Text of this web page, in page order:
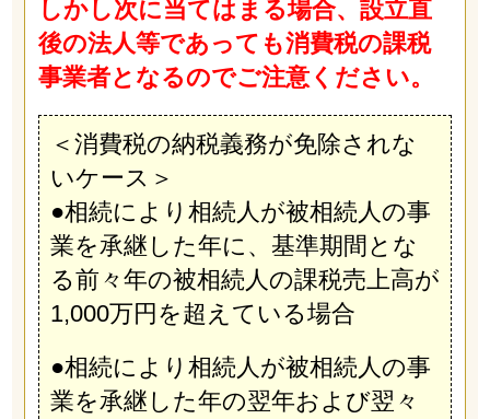
しかし次に当てはまる場合、設立直
後の法人等であっても消費税の課税
事業者となるのでご注意ください。
＜消費税の納税義務が免除されな
いケース＞
●相続により相続人が被相続人の事
業を承継した年に、基準期間とな
る前々年の被相続人の課税売上高が
1,000万円を超えている場合
●相続により相続人が被相続人の事
業を承継した年の翌年および翌々